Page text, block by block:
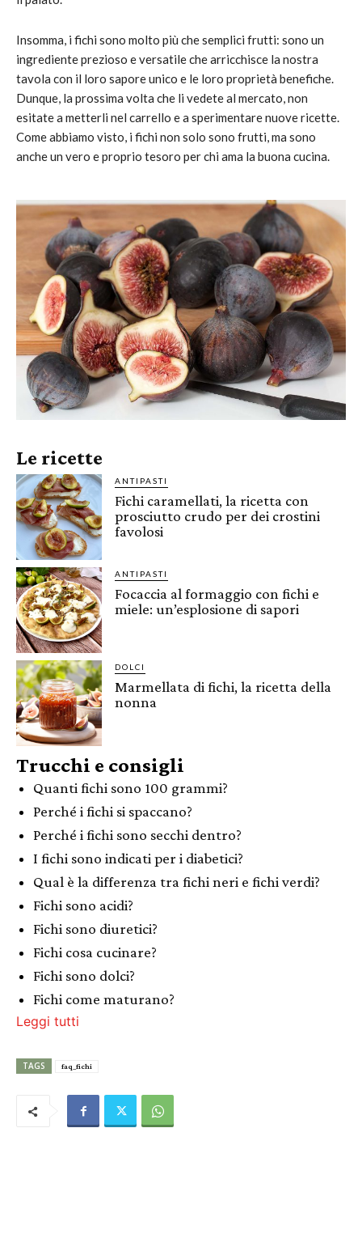
Insomma, i fichi sono molto più che semplici frutti: sono un
ingrediente prezioso e versatile che arricchisce la nostra
tavola con il loro sapore unico e le loro proprietà benefiche.
Dunque, la prossima volta che li vedete al mercato, non
esitate a metterli nel carrello e a sperimentare nuove ricette.
Come abbiamo visto, i fichi non solo sono frutti, ma sono
anche un vero e proprio tesoro per chi ama la buona cucina.
Le ricette
ANTIPASTI
Fichi caramellati, la ricetta con
prosciutto crudo per dei crostini
favolosi
ANTIPASTI
Focaccia al formaggio con fichi e
miele: un’esplosione di sapori
DOLCI
Marmellata di fichi, la ricetta della
nonna
Trucchi e consigli
Quanti fichi sono 100 grammi?
Perché i fichi si spaccano?
Perché i fichi sono secchi dentro?
I fichi sono indicati per i diabetici?
Qual è la differenza tra fichi neri e fichi verdi?
Fichi sono acidi?
Fichi sono diuretici?
Fichi cosa cucinare?
Fichi sono dolci?
Fichi come maturano?
Leggi tutti
TAGS faq_fichi